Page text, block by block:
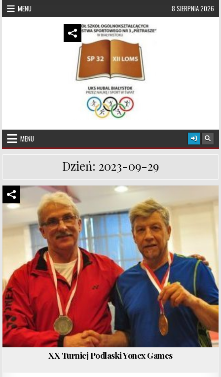
Skip to content
MENU 8 SIERPNIA 2026
UKS Hubal Białystok
MENU
Dzień: 2023-09-29
XX Turniej Podlaski Yonex Games